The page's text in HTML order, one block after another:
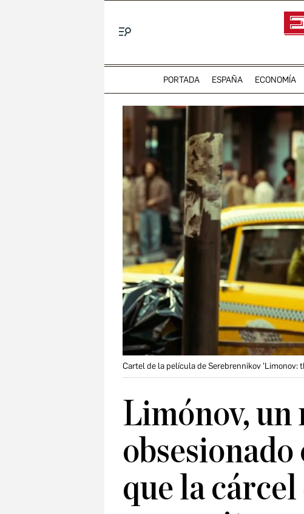
PORTADA ESPAÑA ECONOMÍA
Cartel de la película de Serebrennikov 'Limonov:
Limónov, un
que la